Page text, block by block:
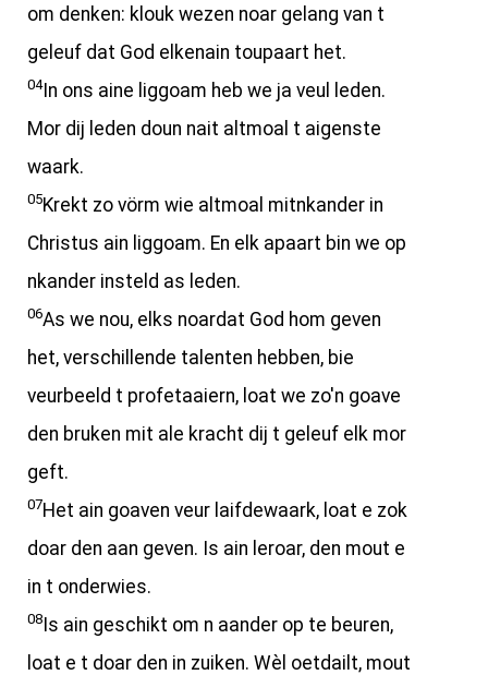
om denken: klouk wezen noar gelang van t
geleuf dat God elkenain toupaart het.
04In ons aine liggoam heb we ja veul leden.
Mor dij leden doun nait altmoal t aigenste
waark.
05Krekt zo vörm wie altmoal mitnkander in
Christus ain liggoam. En elk apaart bin we op
nkander insteld as leden.
06As we nou, elks noardat God hom geven
het, verschillende talenten hebben, bie
veurbeeld t profetaaiern, loat we zo'n goave
den bruken mit ale kracht dij t geleuf elk mor
geft.
07Het ain goaven veur laifdewaark, loat e zok
doar den aan geven. Is ain leroar, den mout e
in t onderwies.
08Is ain geschikt om n aander op te beuren,
loat e t doar den in zuiken. Wèl oetdailt, mout